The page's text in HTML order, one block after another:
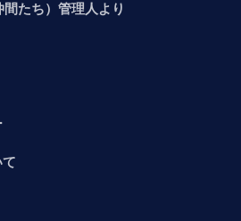
たち）管理人より